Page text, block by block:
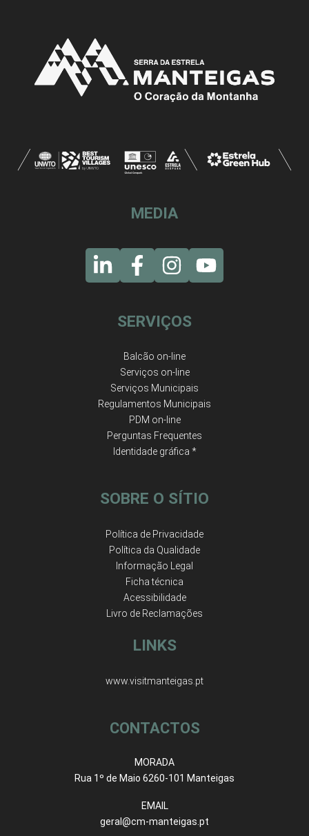
MEDIA
SERVIÇOS
Balcão on-line
Serviços on-line
Serviços Municipais
Regulamentos Municipais
PDM on-line
Perguntas Frequentes
Identidade gráfica *
SOBRE O SÍTIO
Política de Privacidade
Política da Qualidade
Informação Legal
Ficha técnica
Acessibilidade
Livro de Reclamações
LINKS
www.visitmanteigas.pt
CONTACTOS
MORADA
Rua 1º de Maio 6260-101 Manteigas
EMAIL
geral@cm-manteigas.pt